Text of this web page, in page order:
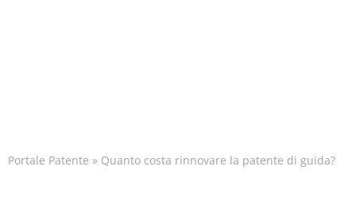
Portale Patente » Quanto costa rinnovare la patente di guida?